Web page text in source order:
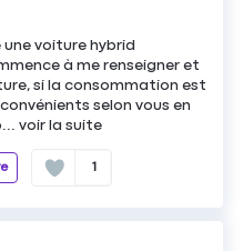
voiture hybrid
à me renseigner et
si la consommation est
selon vous en
voir la suite
1